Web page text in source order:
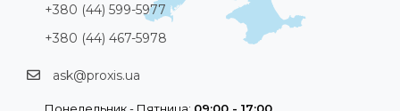
+380 (44) 599-5977
+380 (44) 467-5978
ask@proxis.ua
Понедельник - Пятница: 09:00 - 17:00